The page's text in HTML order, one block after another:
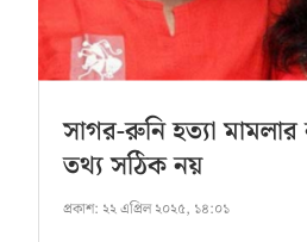
সাগর-রুনি হত্যা
তথ্য সঠিক নয়
প্রকাশ: ২২ এপ্রিল ২০২৫, ১৪:০১